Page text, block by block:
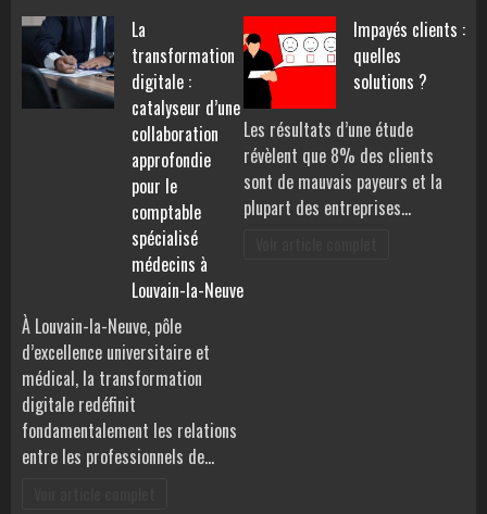
La
transformation
digitale :
catalyseur d’une
collaboration
approfondie
pour le
comptable
spécialisé
médecins à
Louvain-la-Neuve
À Louvain-la-Neuve, pôle
d’excellence universitaire et
médical, la transformation
digitale redéfinit
fondamentalement les relations
entre les professionnels de…
Impayés clients :
quelles
solutions ?
Les résultats d’une étude
révèlent que 8% des clients
sont de mauvais payeurs et la
plupart des entreprises…